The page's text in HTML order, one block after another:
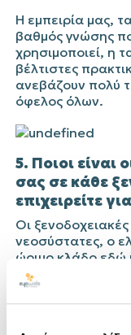
Η εμπειρία μας,
βαθμός γνώσης
χρησιμοποιεί, η
βέλτιστες
ανεβάζουν πολύ
όφελος όλων.
5. Ποιοι είναι
σας σε κάθε
επιχειρείτε
Οι ξενοδοχειακές
νεοσύστατες, ο
ώριμο κλάδο εδώ
πρόβλημα όμως
μεμονωμένου
καταναλώσει